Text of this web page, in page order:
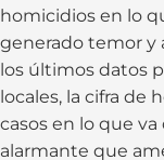
homicidios en lo
generado temor y
los últimos datos
locales, la cifra de
casos en lo que
alarmante que